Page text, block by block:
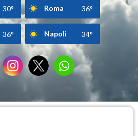
30° Roma 36°
36° Napoli 34°